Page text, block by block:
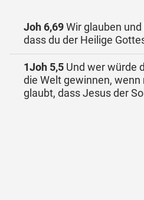
Joh 6,69Wir glauben
dass du der Heilige
1Joh 5,5 Und wer würde
die Welt gewinnen, wenn
glaubt, dass Jesus der